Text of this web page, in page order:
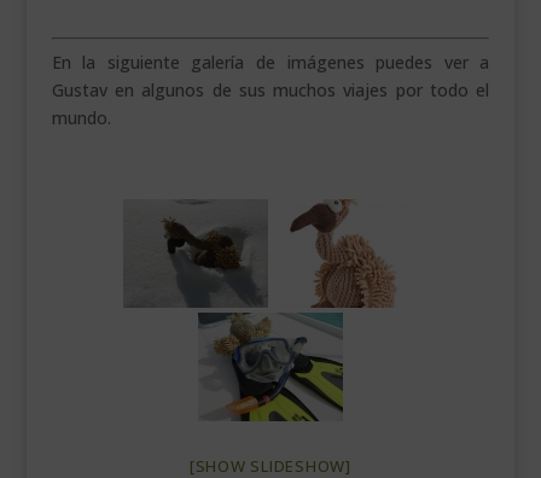
En la siguiente galería de imágenes puedes ver a
Gustav en algunos de sus muchos viajes por todo el
mundo.
[SHOW SLIDESHOW]